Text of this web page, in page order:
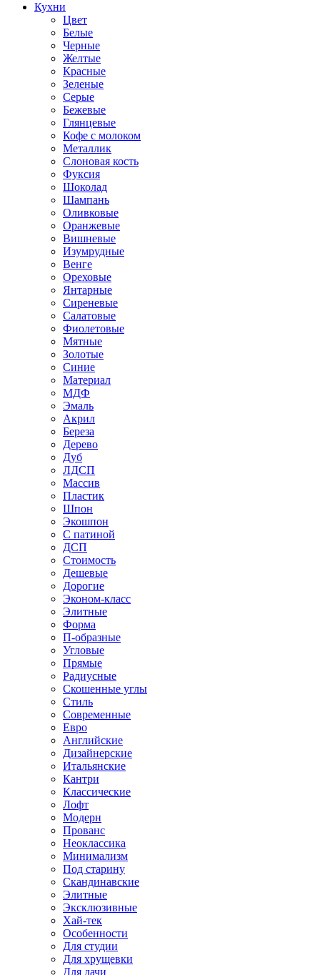
Кухни
Цвет
Белые
Черные
Желтые
Красные
Зеленые
Серые
Бежевые
Глянцевые
Кофе с молоком
Металлик
Слоновая кость
Фуксия
Шоколад
Шампань
Оливковые
Оранжевые
Вишневые
Изумрудные
Венге
Ореховые
Янтарные
Сиреневые
Салатовые
Фиолетовые
Мятные
Золотые
Синие
Материал
МДФ
Эмаль
Акрил
Береза
Дерево
Дуб
ЛДСП
Массив
Пластик
Шпон
Экошпон
С патиной
ДСП
Стоимость
Дешевые
Дорогие
Эконом-класс
Элитные
Форма
П-образные
Угловые
Прямые
Радиусные
Скошенные углы
Стиль
Современные
Евро
Английские
Дизайнерские
Итальянские
Кантри
Классические
Лофт
Модерн
Прованс
Неоклассика
Минимализм
Под старину
Скандинавские
Элитные
Эксклюзивные
Хай-тек
Особенности
Для студии
Для хрущевки
Для дачи